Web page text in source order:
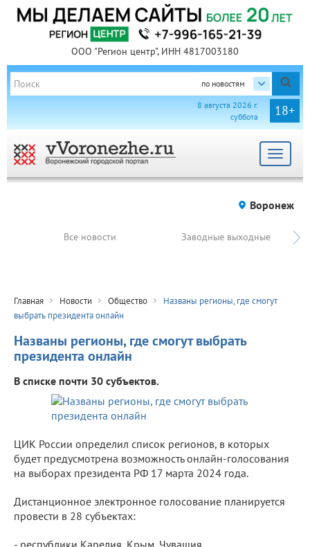
ООО "Регион центр", ИНН 4817003180
по новостям
18+
8 августа 2026 г.
суббота
Toggle
Воронеж
Все новости Заводные выходные
Главная Новости Общество
Названы регионы, где смогут
выбрать президента онлайн
Названы регионы, где смогут выбрать
президента онлайн
В списке почти 30 субъектов.
ЦИК России определил список регионов, в которых
будет предусмотрена возможность онлайн-голосования
на выборах президента РФ 17 марта 2024 года.
Дистанционное электронное голосование планируется
провести в 28 субъектах:
- республики Карелия, Крым, Чувашия,